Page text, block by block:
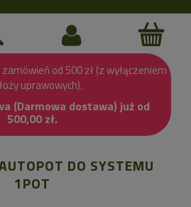
od 500 zł (z wyłączeniem
uprawowych).
(Darmowa dostawa) już od
500,00 zł.
DO SYSTEMU
1POT